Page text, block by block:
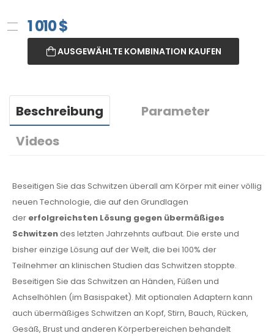
1 010$
AUSGEWÄHLTE KOMBINATION KAUFEN
Beschreibung
Parameter
Videos
Beseitigen Sie das Schwitzen überall am Körper mit einer völlig
neuen Technologie, die auf den Grundlagen
der erfolgreichsten Lösung gegen übermäßiges
Schwitzendes letzten Jahrzehnts aufbaut. Die erste und
bisher einzige Lösung auf der Welt, die bei 100% der
Teilnehmer an klinischen Studien das Schwitzen stoppte.
Beseitigen Sie das Schwitzen an Händen, Füßen und
Achselhöhlen (im Basispaket). Mit optionalen Adaptern kann
auch übermäßiges Schwitzen an Kopf, Stirn, Bauch, Rücken,
Gesäß, Brust und anderen Körperbereichen behandelt